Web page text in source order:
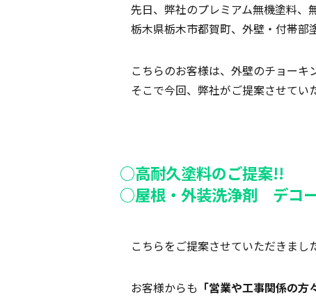
先日、弊社のプレミアム無機塗料、
栃木県栃木市都賀町、外壁・付帯
こちらのお客様は、外壁のチョーキ
そこで今回、弊社がご提案させてい
○高耐久塗料のご提案!!
○屋根・外装洗浄剤 デコ
こちらをご提案させていただきまし
お客様からも 「営業や工事関係の